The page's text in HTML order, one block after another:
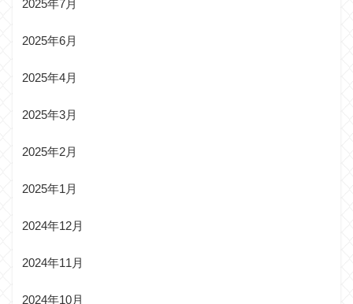
2025年7月
2025年6月
2025年4月
2025年3月
2025年2月
2025年1月
2024年12月
2024年11月
2024年10月